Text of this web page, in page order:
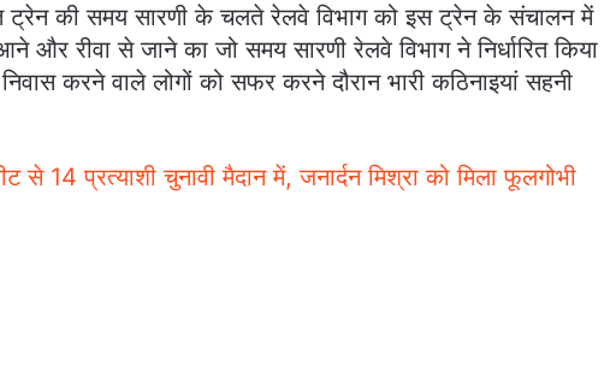
ट्रेन की समय सारणी के चलते रेलवे विभाग को इस ट्रेन के संचालन में
और रीवा से जाने का जो समय सारणी रेलवे विभाग ने निर्धारित किया
करने वाले लोगों को सफर करने दौरान भारी कठिनाइयां सहनी
से 14 प्रत्याशी चुनावी मैदान में, जनार्दन मिश्रा को मिला फूलगोभी